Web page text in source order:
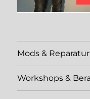
Mods & Reparatur
Workshops &